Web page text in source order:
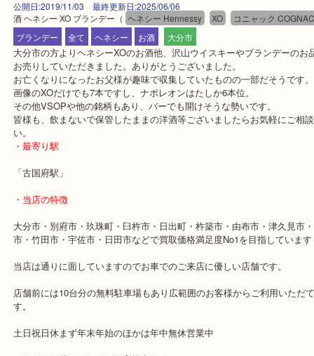
酒 ヘネシー XO ブランデー
公開日:2019/11/03 最終更新日:2025/06/06
酒 ヘネシー XO ブランデー（ ヘネシー Hennessy XO
コニャック
ブランデー
全て ヘネシー お酒 大分市
大分市の方よりヘネシーXOのお酒他、沢山ウイスキーやブランデ
お売りしていただきました。ありがとうございました。
お亡くなりになったお父様が趣味で収集していたものの一部だそう
画像のXOだけでも7本ですし、ナポレオンはたしか6本位。
その他VSOPや他の銘柄もあり、バーでも開けそうな勢いです。
い。
「古国府駅」
・当店の特徴
大分市・別府市・玖珠町・臼杵市・日出町・杵築市・由布市・津久
市・竹田市・宇佐市・日田市などで買取価格満足度No1を目指して
当店は通りに面していますのでお車でのご来店に優しい店舗です。